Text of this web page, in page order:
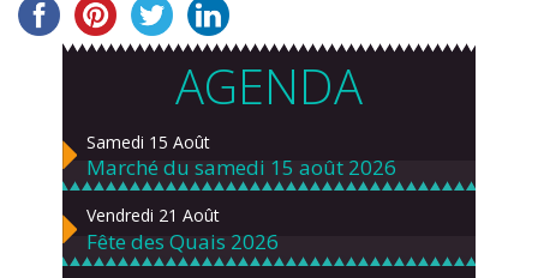
AGENDA
Samedi 15 Août
Marché du samedi 15 août 2026
Vendredi 21 Août
Fête des Quais 2026